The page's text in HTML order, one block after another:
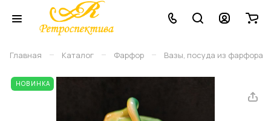
Главная – Каталог – Фарфор – Вазы, посуда из фарфора
НОВИНКА